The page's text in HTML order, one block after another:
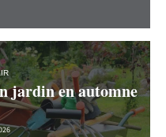
jardin en automne